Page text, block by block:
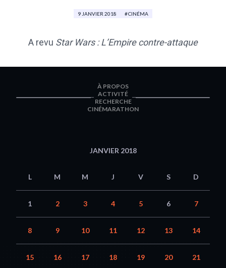
9 JANVIER 2018 CINÉMA
A revu Star Wars : L’Empire contre-attaque
À PROPOS
ACTIVITÉ
RECHERCHE
CINÉMARATHON
JANVIER 2018
L M M J V S D
1 2 3 4 5 6 7
8 9 10 11 12 13 14
15 16 17 18 19 20 21